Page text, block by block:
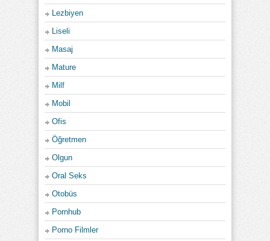
Lezbiyen
Liseli
Masaj
Mature
Milf
Mobil
Ofis
Öğretmen
Olgun
Oral Seks
Otobüs
Pornhub
Porno Filmler